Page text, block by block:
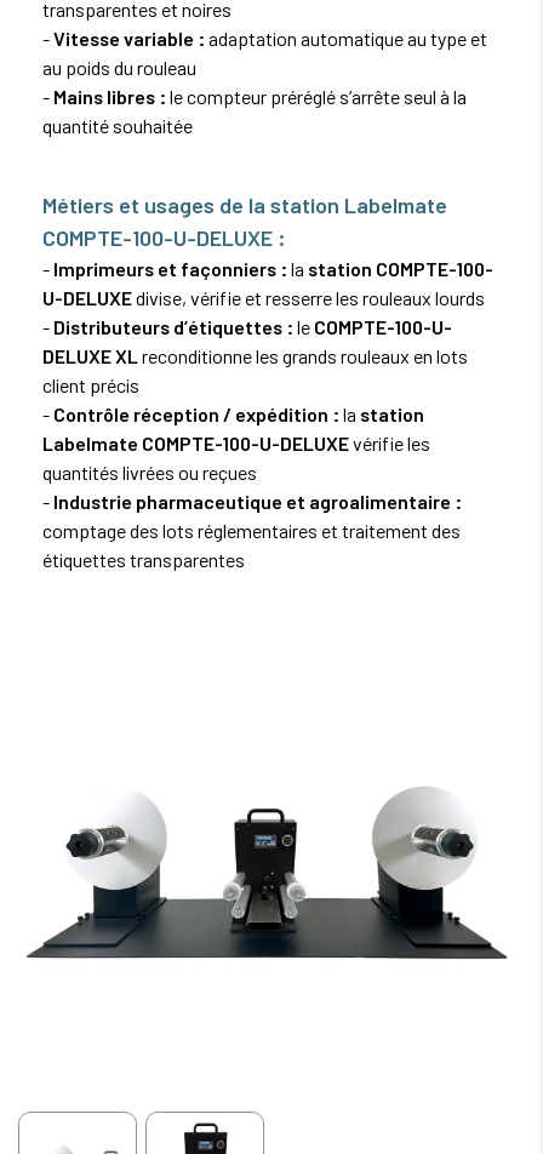
transparentes et noires
-Vitesse variable : adaptation automatique au type et
au poids du rouleau
- Mains libres : le compteur préréglé s’arrête seul à la
quantité souhaitée
Métiers et usages de la station Labelmate
COMPTE-100-U-DELUXE :
- Imprimeurs et façonniers : la station COMPTE-100-
U-DELUXEdivise, vérifie et resserre les rouleaux lourds
- Distributeurs d’étiquettes : le COMPTE-100-U-
DELUXE XL reconditionne les grands rouleaux en lots
client précis
- Contrôle réception / expédition : la station
Labelmate COMPTE-100-U-DELUXEvérifie les
quantités livrées ou reçues
- Industrie pharmaceutique et agroalimentaire :
comptage des lots réglementaires et traitement des
étiquettes transparentes